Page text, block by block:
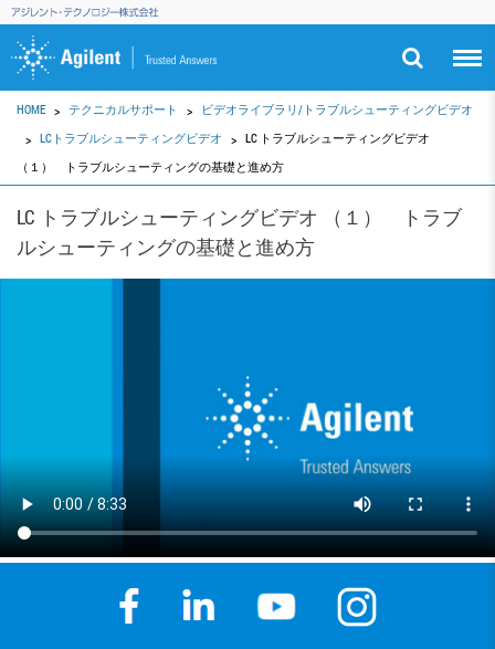
HOME テクニカルサポート
ビデオライブラリ/トラブルシューティングビデオ
LCトラブルシューティングビデオ
LC トラブルシューティングビデオ
（１） トラブルシューティングの基礎と進め方
LC トラブルシューティングビデオ （１） トラブ
ルシューティングの基礎と進め方